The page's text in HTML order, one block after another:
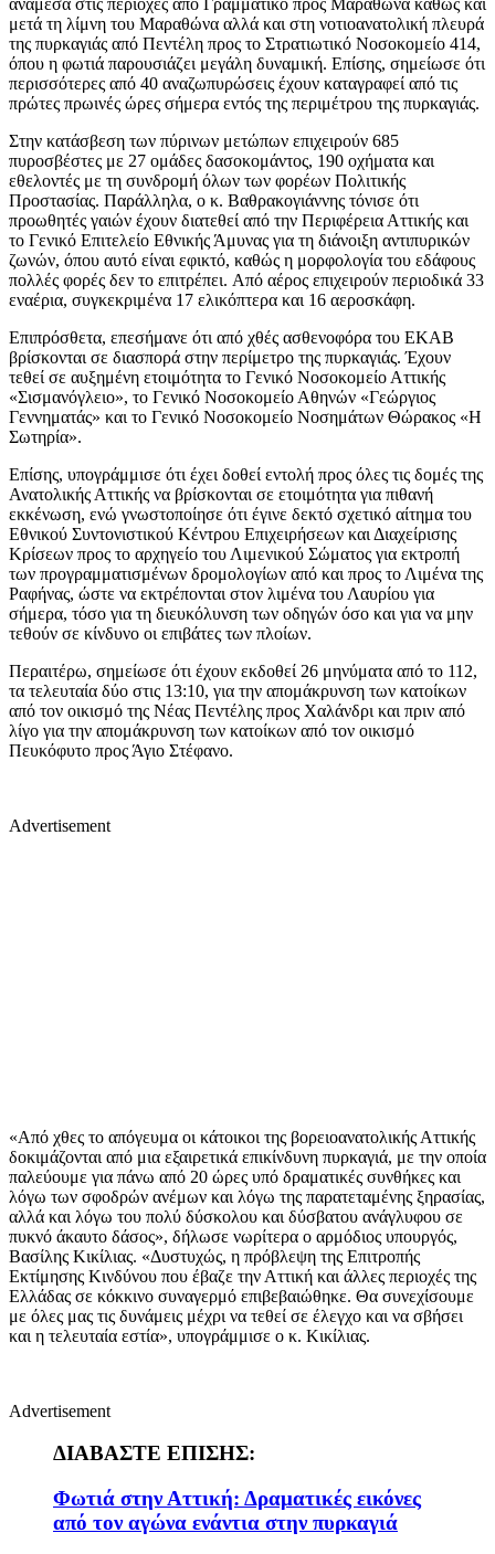
μετά τη λίμνη του Μαραθώνα αλλά και στη νοτιοανατολική πλευρά
της πυρκαγιάς από Πεντέλη προς το Στρατιωτικό Νοσοκομείο 414,
όπου η φωτιά παρουσιάζει μεγάλη δυναμική. Επίσης, σημείωσε ότι
περισσότερες από 40 αναζωπυρώσεις έχουν καταγραφεί από τις
πρώτες πρωινές ώρες σήμερα εντός της περιμέτρου της πυρκαγιάς.
Στην κατάσβεση των πύρινων μετώπων επιχειρούν 685
πυροσβέστες με 27 ομάδες δασοκομάντος, 190 οχήματα και
εθελοντές με τη συνδρομή όλων των φορέων Πολιτικής
Προστασίας. Παράλληλα, ο κ. Βαθρακογιάννης τόνισε ότι
προωθητές γαιών έχουν διατεθεί από την Περιφέρεια Αττικής και
το Γενικό Επιτελείο Εθνικής Άμυνας για τη διάνοιξη αντιπυρικών
ζωνών, όπου αυτό είναι εφικτό, καθώς η μορφολογία του εδάφους
πολλές φορές δεν το επιτρέπει. Από αέρος επιχειρούν περιοδικά 33
εναέρια, συγκεκριμένα 17 ελικόπτερα και 16 αεροσκάφη.
Επιπρόσθετα, επεσήμανε ότι από χθές ασθενοφόρα του ΕΚΑΒ
βρίσκονται σε διασπορά στην περίμετρο της πυρκαγιάς. Έχουν
τεθεί σε αυξημένη ετοιμότητα το Γενικό Νοσοκομείο Αττικής
«Σισμανόγλειο», το Γενικό Νοσοκομείο Αθηνών «Γεώργιος
Γεννηματάς» και το Γενικό Νοσοκομείο Νοσημάτων Θώρακος «Η
Σωτηρία».
Επίσης, υπογράμμισε ότι έχει δοθεί εντολή προς όλες τις δομές της
Ανατολικής Αττικής να βρίσκονται σε ετοιμότητα για πιθανή
εκκένωση, ενώ γνωστοποίησε ότι έγινε δεκτό σχετικό αίτημα του
Εθνικού Συντονιστικού Κέντρου Επιχειρήσεων και Διαχείρισης
Κρίσεων προς το αρχηγείο του Λιμενικού Σώματος για εκτροπή
των προγραμματισμένων δρομολογίων από και προς το Λιμένα της
Ραφήνας, ώστε να εκτρέπονται στον λιμένα του Λαυρίου για
σήμερα, τόσο για τη διευκόλυνση των οδηγών όσο και για να μην
τεθούν σε κίνδυνο οι επιβάτες των πλοίων.
Περαιτέρω, σημείωσε ότι έχουν εκδοθεί 26 μηνύματα από το 112,
τα τελευταία δύο στις 13:10, για την απομάκρυνση των κατοίκων
από τον οικισμό της Νέας Πεντέλης προς Χαλάνδρι και πριν από
λίγο για την απομάκρυνση των κατοίκων από τον οικισμό
Πευκόφυτο προς Άγιο Στέφανο.
Advertisement
«Από χθες το απόγευμα οι κάτοικοι της βορειοανατολικής Αττικής
δοκιμάζονται από μια εξαιρετικά επικίνδυνη πυρκαγιά, με την οποία
παλεύουμε για πάνω από 20 ώρες υπό δραματικές συνθήκες και
λόγω των σφοδρών ανέμων και λόγω της παρατεταμένης ξηρασίας,
αλλά και λόγω του πολύ δύσκολου και δύσβατου ανάγλυφου σε
πυκνό άκαυτο δάσος», δήλωσε νωρίτερα ο αρμόδιος υπουργός,
Βασίλης Κικίλιας. «Δυστυχώς, η πρόβλεψη της Επιτροπής
Εκτίμησης Κινδύνου που έβαζε την Αττική και άλλες περιοχές της
Ελλάδας σε κόκκινο συναγερμό επιβεβαιώθηκε. Θα συνεχίσουμε
με όλες μας τις δυνάμεις μέχρι να τεθεί σε έλεγχο και να σβήσει
και η τελευταία εστία», υπογράμμισε ο κ. Κικίλιας.
Advertisement
ΔΙΑΒΑΣΤΕ ΕΠΙΣΗΣ:
Φωτιά στην Αττική: Δραματικές εικόνες
από τον αγώνα ενάντια στην πυρκαγιά